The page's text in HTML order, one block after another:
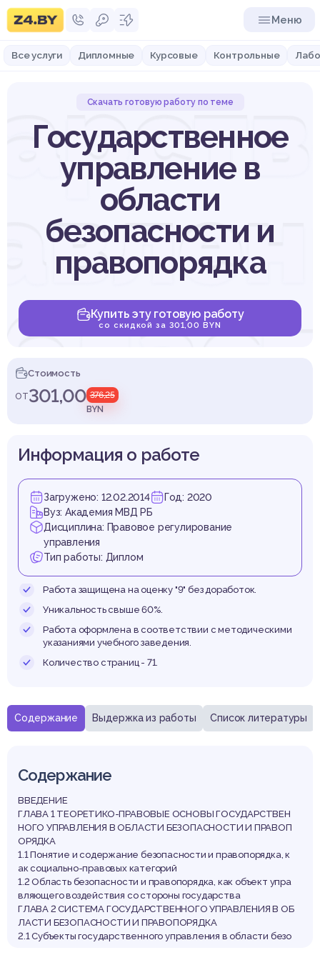
Меню
Все услуги Дипломные Курсовые Контрольные
Скачать готовую работу по теме
Государственное
управление в
области
безопасности и
правопорядка
Купить эту готовую работу
со скидкой за 301,00 BYN
Стоимость
от301,00 376,25
BYN
Содержание Выдержка из работы Список литературы
Содержание
ВВЕДЕНИЕ
ГЛАВА 1 ТЕОРЕТИКО-ПРАВОВЫЕ ОСНОВЫ ГОСУДАРСТВЕН
НОГО УПРАВЛЕНИЯ В ОБЛАСТИ БЕЗОПАСНОСТИ И ПРАВОП
ОРЯДКА
1.1 Понятие и содержание безопасности и правопорядка, к
ак социально-правовых категорий
1.2 Область безопасности и правопорядка, как объект упра
вляющего воздействия со стороны государства
ГЛАВА 2 СИСТЕМА ГОСУДАРСТВЕННОГО УПРАВЛЕНИЯ В ОБ
ЛАСТИ БЕЗОПАСНОСТИ И ПРАВОПОРЯДКА
2.1 Субъекты государственного управления в области безо
Информация о работе
Загружено: 12.02.2014
Год: 2020
Вуз: Академия МВД РБ
Дисциплина: Правовое регулирование
управления
Тип работы: Диплом
Работа защищена на оценку "9" без доработок.
Уникальность свыше 60%.
Работа оформлена в соответствии с методическими
указаниями учебного заведения.
Количество страниц - 71.